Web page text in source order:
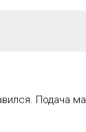
Подача